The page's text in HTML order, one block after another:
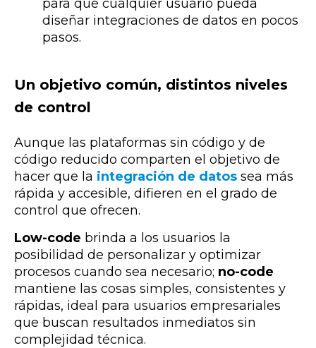
para que cualquier usuario pueda
diseñar integraciones de datos en pocos
pasos.
Un objetivo común, distintos niveles
de control
Aunque las plataformas sin código y de
código reducido comparten el objetivo de
hacer que la integración de datos sea más
rápida y accesible, difieren en el grado de
control que ofrecen.
Low-code brinda a los usuarios la
posibilidad de personalizar y optimizar
procesos cuando sea necesario; no-code
mantiene las cosas simples, consistentes y
rápidas, ideal para usuarios empresariales
que buscan resultados inmediatos sin
complejidad técnica.